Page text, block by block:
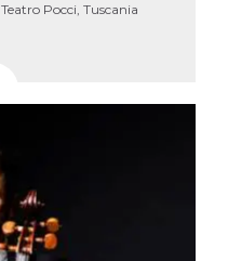
Teatro Pocci, Tuscania